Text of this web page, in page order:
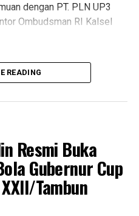
dengan PT. PLN UP3
Ombudsman RI Kalsel
meminta penjelasan dari
PLN ULP Lambung
listrik bergilir yang terjadi
beberapa waktu terakhir.
Kota Banjarmasin,
dan Kabupaten Barito
bentuk tanggung
pengawas
dengan melaksanakan
READING
Resmi Buka
Gubernur Cup
Tambun